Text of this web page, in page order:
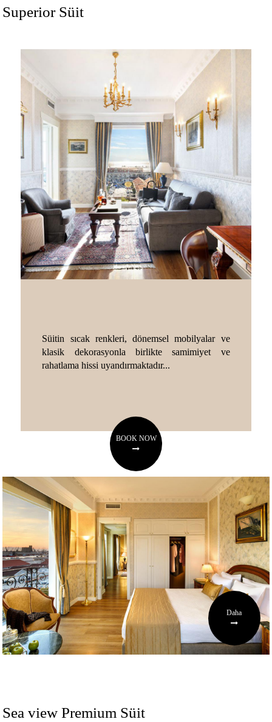
Superior Süit
Süitin sıcak renkleri, dönemsel mobilyalar ve
klasik dekorasyonla birlikte samimiyet ve
rahatlama hissi uyandırmaktadır...
BOOK NOW
Daha
Sea view Premium Süit